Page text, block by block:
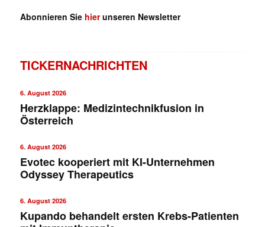
Abonnieren Sie hierunseren Newsletter
TICKERNACHRICHTEN
6. August 2026
Herzklappe: Medizintechnikfusion in
Österreich
6. August 2026
Evotec kooperiert mit KI-Unternehmen
Odyssey Therapeutics
6. August 2026
Kupando behandelt ersten Krebs-Patienten